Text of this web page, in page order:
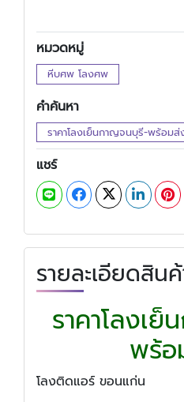
หมวดหมู่
หีบศพ โลงศพ
คำค้นหา
ราคาโลงเย็นกาญจนบุรี-พร้อมส่
แชร์
รายละเอียดสิน
ราคาโลงเ
พร้
โลงติดแอร์ ขอนแก่น